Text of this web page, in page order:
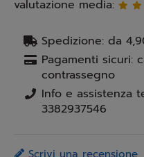
valutazione media:
Spedizione: da
Pagamenti sicuri:
contrassegno
3382937546